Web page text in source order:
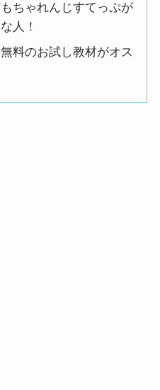
ちゃれんじすてっぷが
人！
料のお試し教材がオス